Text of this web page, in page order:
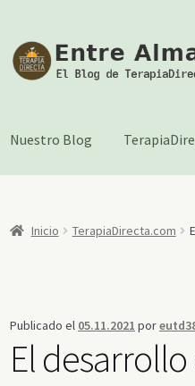
Ir
a
Ir
al
Nuestro Blog
Inicio TerapiaDirecta.com
Publicado el 05.11.2021 por
El